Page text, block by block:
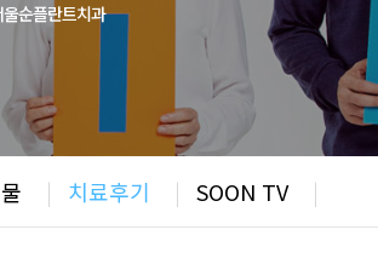
순플란트치과
| 치료후기 | SOON TV |